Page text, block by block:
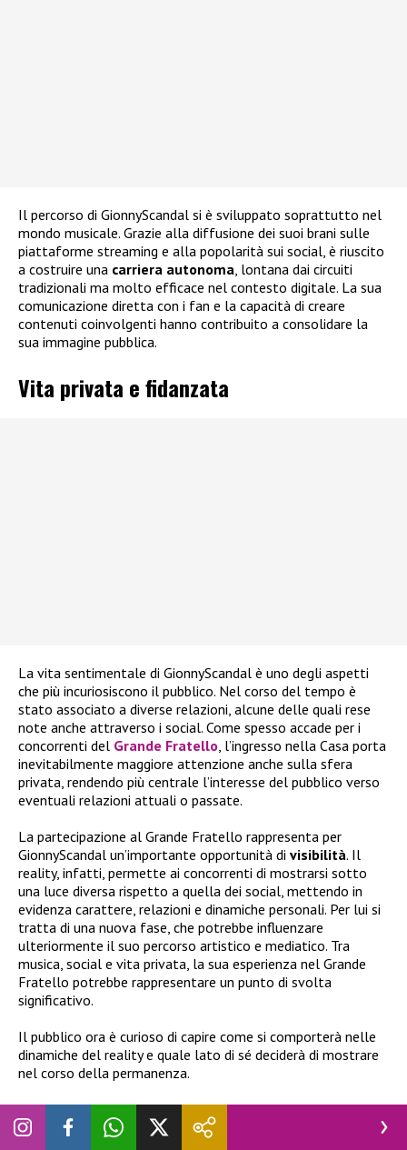
Il percorso di GionnyScandal si è sviluppato soprattutto nel
mondo musicale. Grazie alla diffusione dei suoi brani sulle
piattaforme streaming e alla popolarità sui social, è riuscito
a costruire una carriera autonoma , lontana dai circuiti
tradizionali ma molto efficace nel contesto digitale. La sua
comunicazione diretta con i fan e la capacità di creare
contenuti coinvolgenti hanno contribuito a consolidare la
sua immagine pubblica.
Vita privata e fidanzata
La vita sentimentale di GionnyScandal è uno degli aspetti
che più incuriosiscono il pubblico. Nel corso del tempo è
stato associato a diverse relazioni, alcune delle quali rese
note anche attraverso i social. Come spesso accade per i
concorrenti del Grande Fratello , l’ingresso nella Casa porta
inevitabilmente maggiore attenzione anche sulla sfera
privata, rendendo più centrale l’interesse del pubblico verso
eventuali relazioni attuali o passate.
La partecipazione al Grande Fratello rappresenta per
GionnyScandal un’importante opportunità di visibilità. Il
reality, infatti, permette ai concorrenti di mostrarsi sotto
una luce diversa rispetto a quella dei social, mettendo in
evidenza carattere, relazioni e dinamiche personali. Per lui si
tratta di una nuova fase, che potrebbe influenzare
ulteriormente il suo percorso artistico e mediatico. Tra
musica, social e vita privata, la sua esperienza nel Grande
Fratello potrebbe rappresentare un punto di svolta
significativo.
Il pubblico ora è curioso di capire come si comporterà nelle
dinamiche del reality e quale lato di sé deciderà di mostrare
nel corso della permanenza.